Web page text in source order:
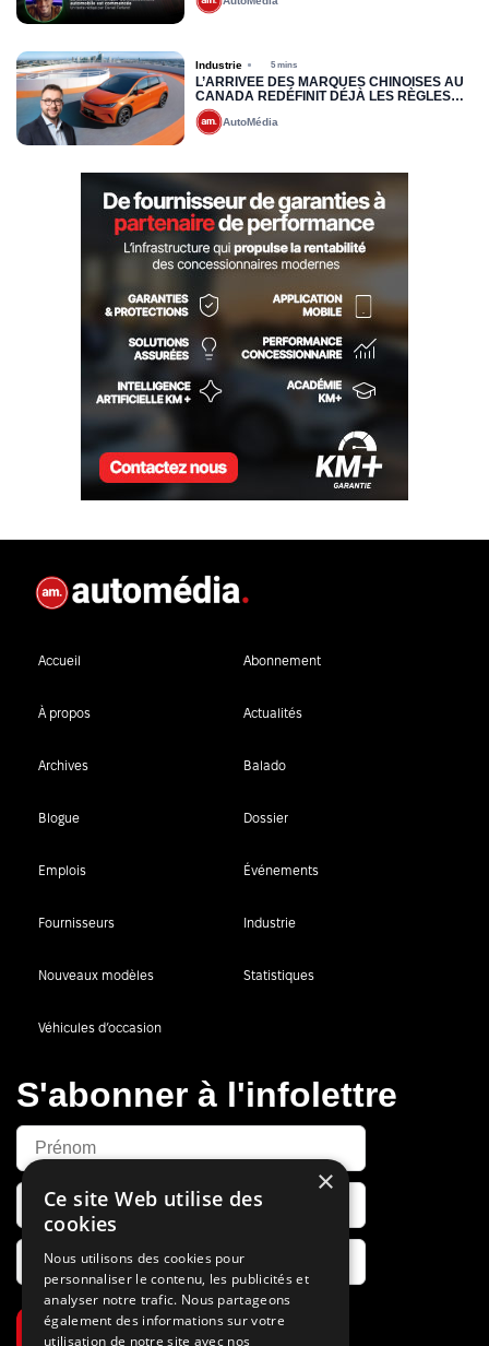
Industrie 5 mins
L’ARRIVÉE DES MARQUES CHINOISES AU
CANADA REDÉFINIT DÉJÀ LES RÈGLES
DU JEU : VERS UNE NOUVELLE LOGIQUE
DE PRÉQUALIFICATION
AutoMédia
Accueil Abonnement
À propos Actualités
Archives Balado
Blogue Dossier
Emplois Événements
Fournisseurs Industrie
Nouveaux modèles Statistiques
Véhicules d’occasion
S'abonner à l'infolettre
S’abonner
×
Ce site Web utilise des
cookies
Nous utilisons des cookies pour
personnaliser le contenu, les publicités et
analyser notre trafic. Nous partageons
également des informations sur votre
utilisation de notre site avec nos